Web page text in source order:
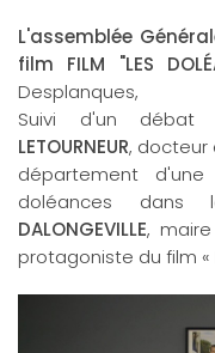
L'assemblée
film FILM "LES
Desplanques,
Suivi d'un
LETOURNEUR, docteur
département
doléances
DALONGEVILLE, maire
protagoniste du film «